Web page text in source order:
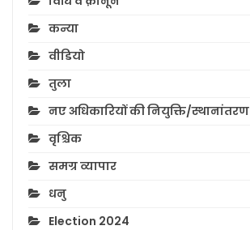
कन्या
वीडियो
तुला
नए अधिकारियों की नियुक्ति/स्थानांतरण
वृश्चिक
समग्र व्यापार
धनु
Election 2024